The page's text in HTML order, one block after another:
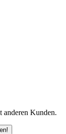
anderen Kunden.